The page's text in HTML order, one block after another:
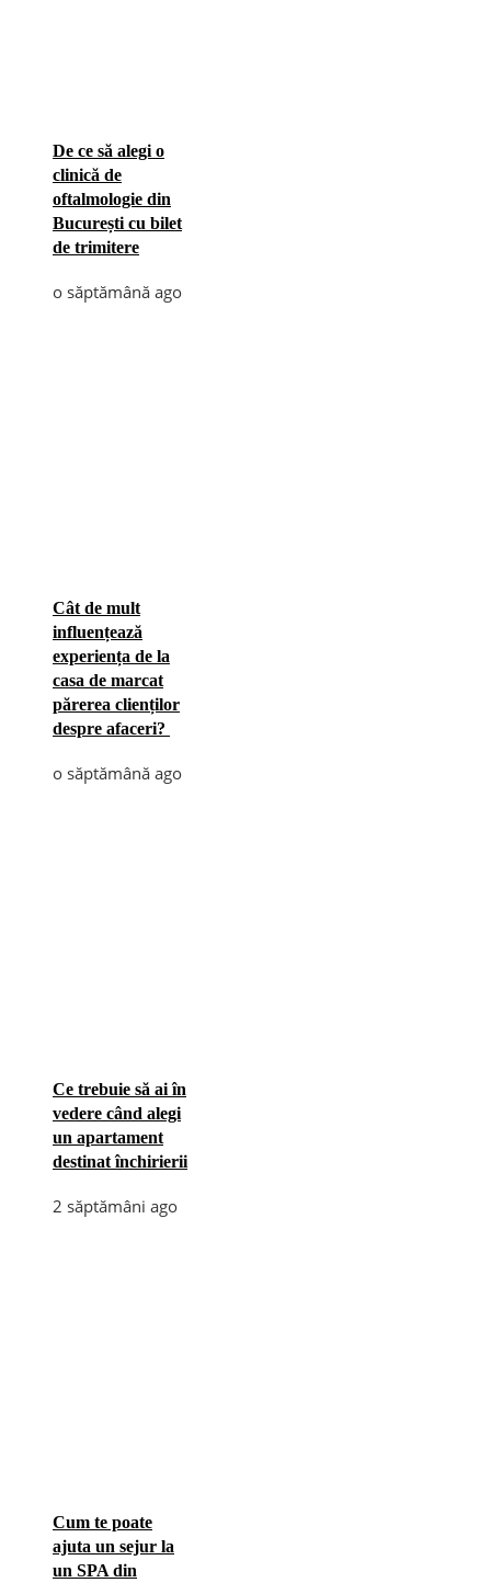
De ce să alegi o
clinică de
oftalmologie din
București cu bilet
de trimitere
o săptămână ago
Cât de mult
influențează
experiența de la
casa de marcat
părerea clienților
despre afaceri?
o săptămână ago
Ce trebuie să ai în
vedere când alegi
un apartament
destinat închirierii
2 săptămâni ago
Cum te poate
ajuta un sejur la
un SPA din